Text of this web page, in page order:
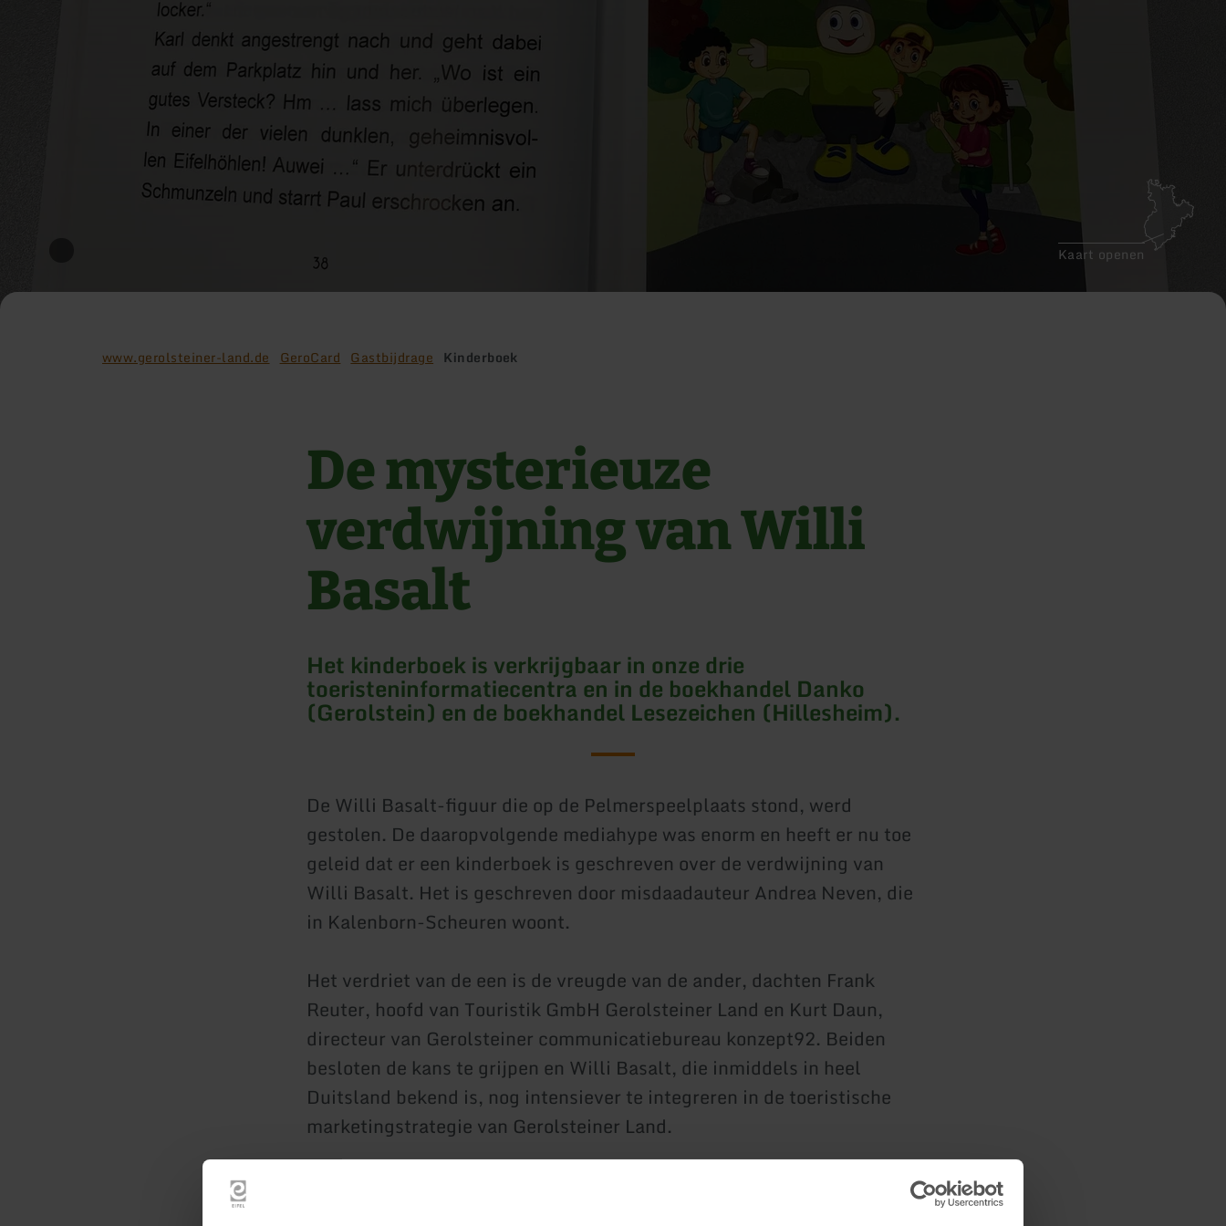
Kaart openen
www.gerolsteiner-land.de GeroCard Gastbijdrage Kinderboek
De mysterieuze
verdwijning van Willi
Basalt
Het kinderboek is verkrijgbaar in onze drie
toeristeninformatiecentra en in de boekhandel Danko
(Gerolstein) en de boekhandel Lesezeichen (Hillesheim).
De Willi Basalt-figuur die op de Pelmerspeelplaats stond, werd
gestolen. De daaropvolgende mediahype was enorm en heeft er nu toe
geleid dat er een kinderboek is geschreven over de verdwijning van
Willi Basalt. Het is geschreven door misdaadauteur Andrea Neven, die
in Kalenborn-Scheuren woont.
Het verdriet van de een is de vreugde van de ander, dachten Frank
Reuter, hoofd van Touristik GmbH Gerolsteiner Land en Kurt Daun,
directeur van Gerolsteiner communicatiebureau konzept92. Beiden
besloten de kans te grijpen en Willi Basalt, die inmiddels in heel
Duitsland bekend is, nog intensiever te integreren in de toeristische
marketingstrategie van Gerolsteiner Land.
De stripfiguur, die vooral bij kinderen populair is en steeds meer in het